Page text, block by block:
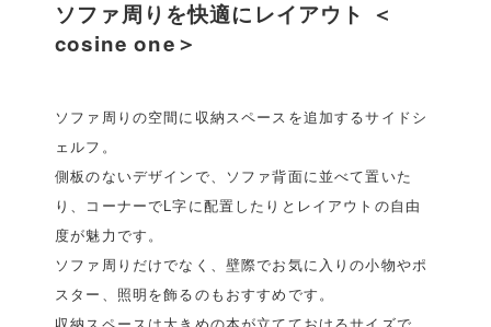
ソファ周りを快適にレイアウト ＜
cosine one＞
ソファ周りの空間に収納スペースを追加するサイドシ
ェルフ。
側板のないデザインで、ソファ背面に並べて置いた
り、コーナーでL字に配置したりとレイアウトの自由
度が魅力です。
ソファ周りだけでなく、壁際でお気に入りの小物やポ
スター、照明を飾るのもおすすめです。
収納スペースは大きめの本が立てておけるサイズで、